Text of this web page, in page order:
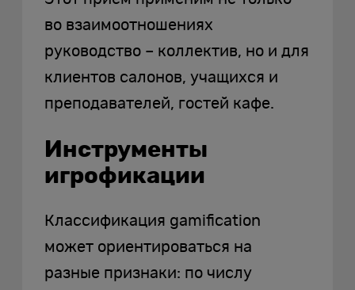
во взаимоотношениях
руководство – коллектив, но и для
клиентов салонов, учащихся и
преподавателей, гостей кафе.
Инструменты
игрофикации
Классификация gamification
может ориентироваться на
разные признаки: по числу